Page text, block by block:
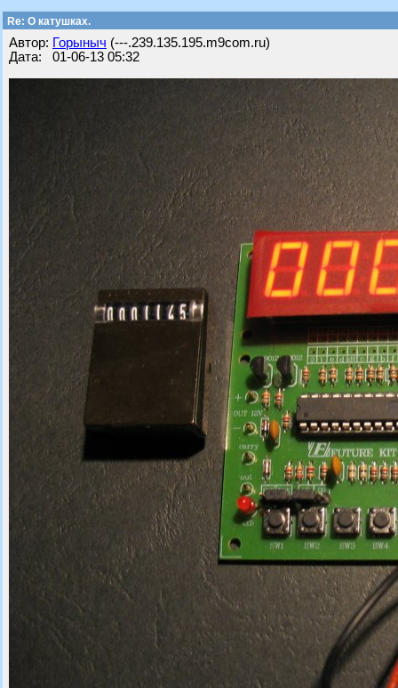
Re: О катушках.
Автор: Горыныч (---.239.135.195.m9com.ru)
Дата: 01-06-13 05:32